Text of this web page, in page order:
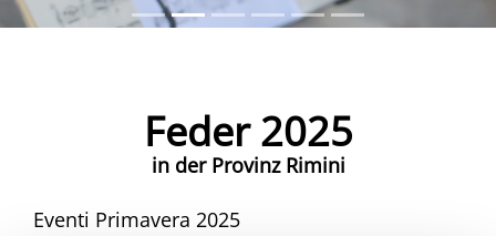
Feder 2025
in der Provinz Rimini
Eventi Primavera 2025